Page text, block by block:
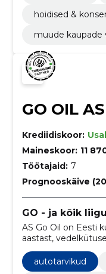
hoidised &
muude kaupade
GO OIL AS
Krediidiskoor:
Maineskoor: 11
Töötajaid: 7
Prognooskäive
GO - ja kõik
AS Go Oil on Eesti
aastast,
autotarvikud